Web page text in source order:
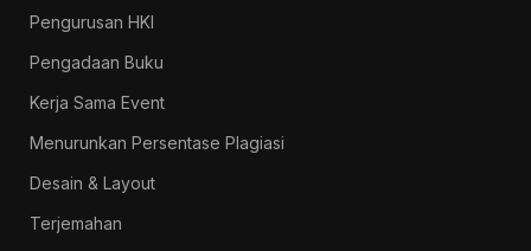
Pengurusan HKI
Pengadaan Buku
Kerja Sama Event
Menurunkan Persentase Plagiasi
Desain & Layout
Terjemahan